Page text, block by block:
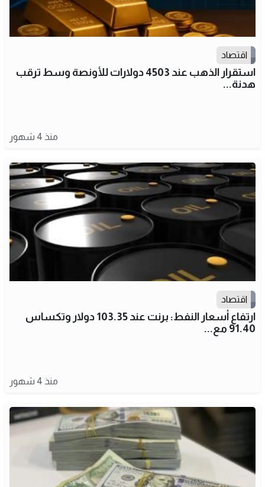
اقتصاد
استقرار الذهب عند 4503 دولارات للأونصة وسط ترقب
هدنة...
منذ 4 شهور
اقتصاد
ارتفاع أسعار النفط: برنت عند 103.35 دولار وتكساس
91.40 مع...
منذ 4 شهور